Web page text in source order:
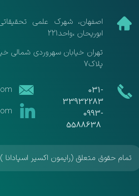
پلاک7
​​031-
33932283
​​​​​​​0993-
5588638
​اصفهان، شهرک علمی
ابوریحان ،واحد221
تمام حقوق متعلق (رایمون اکسیر